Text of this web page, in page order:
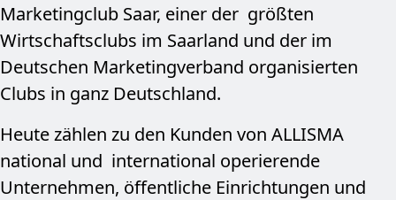
Marketingclub Saar, einer der größten
Wirtschafts­clubs im Saarland und der im
Deutschen Marketingverband organisierten
Clubs in ganz Deutschland.
Heute zählen zu den Kunden von ALLISMA
national und international operierende
Unternehmen, öffentliche Einrichtungen und